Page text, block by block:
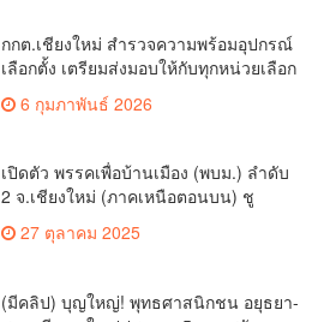
กกต.เชียงใหม่ สำรวจความพร้อมอุปกรณ์
เลือกตั้ง เตรียมส่งมอบให้กับทุกหน่วยเลือก
6 กุมภาพันธ์ 2026
เปิดตัว พรรคเพื่อบ้านเมือง (พบม.) ลำดับ
2 จ.เชียงใหม่ (ภาคเหนือตอนบน) ชู
นโยบาย ปลดหนี้ สร้างรายได้ ตั้งกองทุน
เกษตรกร สร้างสวัสดิการ-อาชีพที่มั่นคง
เผาทำลายยาเสพติดทิ้งทันทีหากจับได้
27 ตุลาคม 2025
(มีคลิป) บุญใหญ่! พุทธศาสนิกชน อยุธยา-